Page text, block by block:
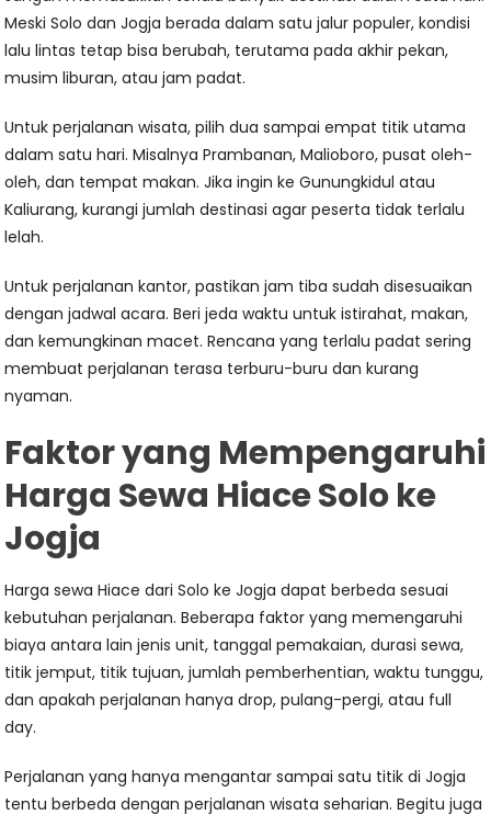
Meski Solo dan Jogja berada dalam satu jalur populer, kondisi
lalu lintas tetap bisa berubah, terutama pada akhir pekan,
musim liburan, atau jam padat.
Untuk perjalanan wisata, pilih dua sampai empat titik utama
dalam satu hari. Misalnya Prambanan, Malioboro, pusat oleh-
oleh, dan tempat makan. Jika ingin ke Gunungkidul atau
Kaliurang, kurangi jumlah destinasi agar peserta tidak terlalu
lelah.
Untuk perjalanan kantor, pastikan jam tiba sudah disesuaikan
dengan jadwal acara. Beri jeda waktu untuk istirahat, makan,
dan kemungkinan macet. Rencana yang terlalu padat sering
membuat perjalanan terasa terburu-buru dan kurang
nyaman.
Faktor yang Mempengaruhi
Harga Sewa Hiace Solo ke
Jogja
Harga sewa Hiace dari Solo ke Jogja dapat berbeda sesuai
kebutuhan perjalanan. Beberapa faktor yang memengaruhi
biaya antara lain jenis unit, tanggal pemakaian, durasi sewa,
titik jemput, titik tujuan, jumlah pemberhentian, waktu tunggu,
dan apakah perjalanan hanya drop, pulang-pergi, atau full
day.
Perjalanan yang hanya mengantar sampai satu titik di Jogja
tentu berbeda dengan perjalanan wisata seharian. Begitu juga